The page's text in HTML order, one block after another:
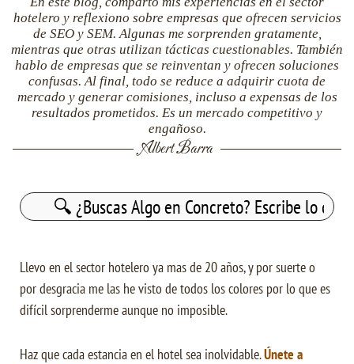
hotelero y reflexiono sobre empresas que ofrecen servicios
de SEO y SEM. Algunas me sorprenden gratamente,
mientras que otras utilizan tácticas cuestionables. También
hablo de empresas que se reinventan y ofrecen soluciones
confusas. Al final, todo se reduce a adquirir cuota de
mercado y generar comisiones, incluso a expensas de los
resultados prometidos. Es un mercado competitivo y
engañoso.
Albert Barra
Buscar:
Llevo en el sector hotelero ya mas de 20 años, y por suerte o
por desgracia me las he visto de todos los colores por lo que es
difícil sorprenderme aunque no imposible.
Haz que cada estancia en el hotel sea inolvidable.Únete a